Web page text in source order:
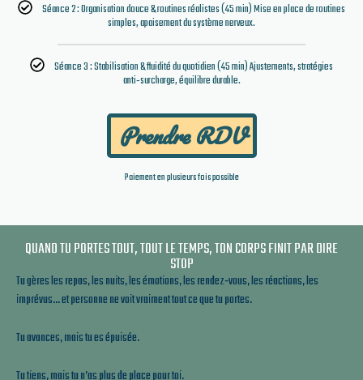
Séance 2 : Organisation douce & routines réalistes (45 min) Mise en place de routines
simples, apaisement du système nerveux.
Séance 3 : Stabilisation & fluidité du quotidien (45 min) Ajustements, stratégies
anti‑surcharge, équilibre durable.
Prendre RDV
Paiement en plusieurs fois possible
QUAND TU PORTES TOUT, TOUT LE TEMPS, TON CORPS FINIT PAR DIRE
STOP
Tu gères les repas, les nuits, les émotions, les rendez‑vous, les réactions, les
imprévus… et personne ne voit vraiment tout ce que tu portes.
Tu avances, mais tu es épuisée.